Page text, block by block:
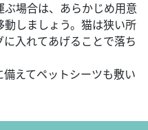
場合は、あらかじめ用意
しましょう。猫は狭い所
入れてあげることで落ち
えてペットシーツも敷い